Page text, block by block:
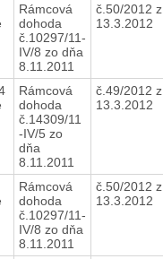
Rámcová
dohoda
č.10297/11-
IV/8 zo dňa
8.11.2011
č.50/2012 z
13.3.2012
Rámcová
dohoda
č.14309/11
-IV/5 zo
dňa
8.11.2011
č.49/2012 z
13.3.2012
Rámcová
dohoda
č.10297/11-
IV/8 zo dňa
8.11.2011
č.50/2012 z
13.3.2012